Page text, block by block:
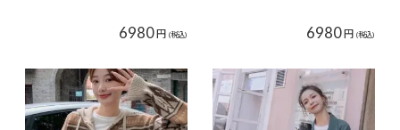
6980円 (税込) 6980円 (税込)